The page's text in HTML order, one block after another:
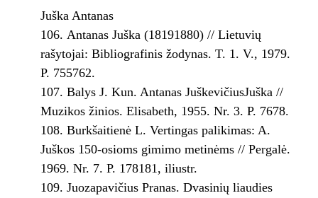
Juška Antanas
Antanas Juška (1819­1880) // Lietuvių
rašytojai: Bibliografinis žodynas. T. 1. V., 1979.
P. 755­762.
Balys J. Kun. Antanas Juškevičius­Juška //
Muzikos žinios. Elisabeth, 1955. Nr. 3. P. 76­78.
Burkšaitienė L. Vertingas palikimas: A.
Juškos 150-osioms gimimo metinėms // Pergalė.
1969. Nr. 7. P. 178­181, iliustr.
Juozapavičius Pranas. Dvasinių liaudies